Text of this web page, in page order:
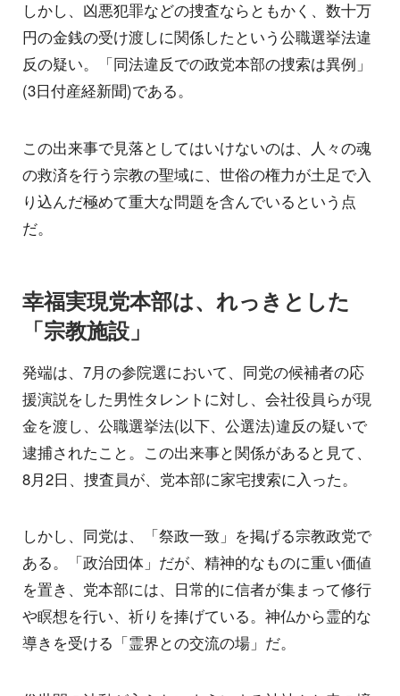
しかし、凶悪犯罪などの捜査ならともかく、数十万
円の金銭の受け渡しに関係したという公職選挙法違
反の疑い。「同法違反での政党本部の捜索は異例」
(3日付産経新聞)である。
この出来事で見落としてはいけないのは、人々の魂
の救済を行う宗教の聖域に、世俗の権力が土足で入
り込んだ極めて重大な問題を含んでいるという点
だ。
幸福実現党本部は、れっきとした
「宗教施設」
発端は、7月の参院選において、同党の候補者の応
援演説をした男性タレントに対し、会社役員らが現
金を渡し、公職選挙法(以下、公選法)違反の疑いで
逮捕されたこと。この出来事と関係があると見て、
8月2日、捜査員が、党本部に家宅捜索に入った。
しかし、同党は、「祭政一致」を掲げる宗教政党で
ある。「政治団体」だが、精神的なものに重い価値
を置き、党本部には、日常的に信者が集まって修行
や瞑想を行い、祈りを捧げている。神仏から霊的な
導きを受ける「霊界との交流の場」だ。